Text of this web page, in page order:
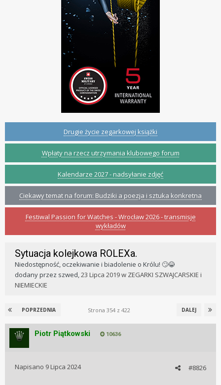
Drugie życie zegarkowej książki
Wpłaty na rzecz utrzymania klubowego forum
Kalendarze 2027 - nadsyłanie zdjęć
Ciekawy temat na forum: Budziki a poezja i sztuka konkretna
Festiwal Passion for Watches - Wrocław 2026 - transmisje
wykładów
Sytuacja kolejkowa ROLEXa.
Niedostępność, oczekiwanie i biadolenie o Królu! 🙄😂
dodany przez szwed,23 Lipca 2019w ZEGARKI SZWAJCARSKIE i
NIEMIECKIE
POPRZEDNIA DALEJ
Strona 354 z 422
Piotr Piątkowski 10636
#8826
Napisano 9 Lipca 2024